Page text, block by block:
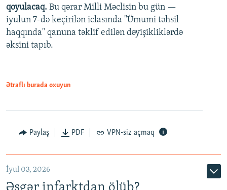
Auto 240p 360p 480p
720p 1080p
480p
720p
qoyulacaq. Bu qərar Milli Məclisin bu gün —
iyulun 7-də keçirilən iclasında "Ümumi təhsil
haqqında" qanuna təklif edilən dəyişikliklərdə
əksini tapıb.
Ətraflı burada oxuyun
Paylaş PDF VPN-siz açmaq
İyul 03, 2026